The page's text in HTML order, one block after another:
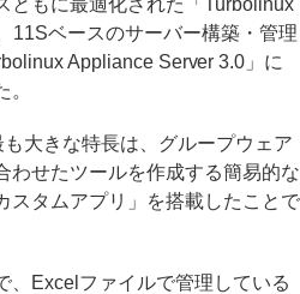
ともに最適化された「Turbolinux
11Sベースのサーバー構築・管理
Appliance Server 3.0」に
も大きな特長は、グループウェア
わせたツールを作成する簡易的な
スタムアプリ」を搭載したことで
、Excelファイルで管理している